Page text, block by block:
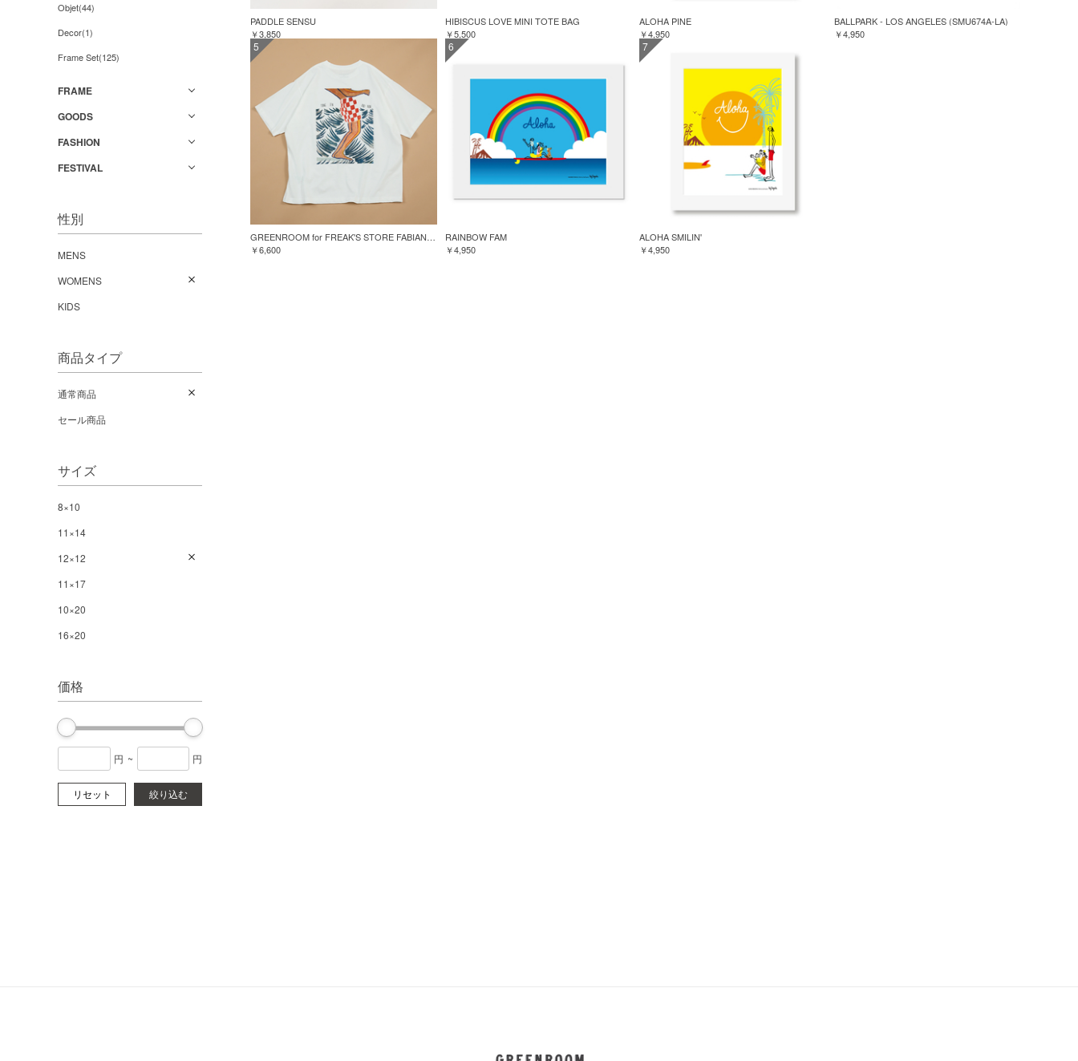
Objet(44)
Decor(1)
Frame Set(125)
FRAME
GOODS
FASHION
FESTIVAL
性別
MENS
WOMENS
KIDS
商品タイプ
通常商品
セール商品
サイズ
8×10
11×14
12×12
11×17
10×20
16×20
価格
円 ~ 円
リセット 絞り込む
PADDLE SENSU
￥3,850
HIBISCUS LOVE MINI TOTE BAG
￥5,500
ALOHA PINE
￥4,950
BALLPARK - LOS ANGELES (SMU674A-LA)
￥4,950
5
GREENROOM for FREAK'S STORE FABIAN LAVATER S/S TEE
￥6,600
6
RAINBOW FAM
￥4,950
7
ALOHA SMILIN'
￥4,950